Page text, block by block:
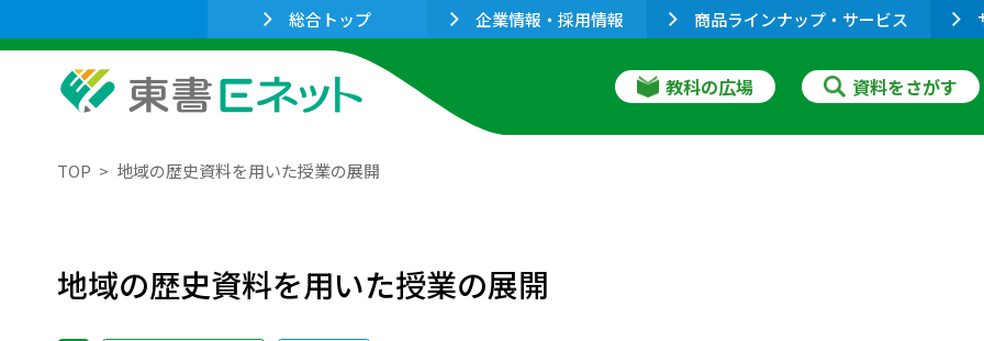
総合トップ 企業情報・採用情報 商品ラインナップ・サービス
教科の広場 資料をさがす
TOP 地域の歴史資料を用いた授業の展開
地域の歴史資料を用いた授業の展開